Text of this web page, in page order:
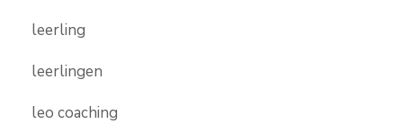
leerling
leerlingen
leo coaching